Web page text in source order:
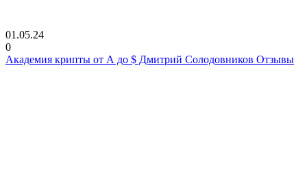
01.05.24
0
Академия крипты от А до $ Дмитрий Солодовников Отзывы